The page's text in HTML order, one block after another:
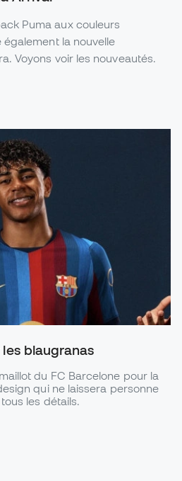
Puma aux couleurs
la nouvelle
Voyons voir les nouveautés.
blaugranas
du FC Barcelone pour la
qui ne laissera personne
les détails.